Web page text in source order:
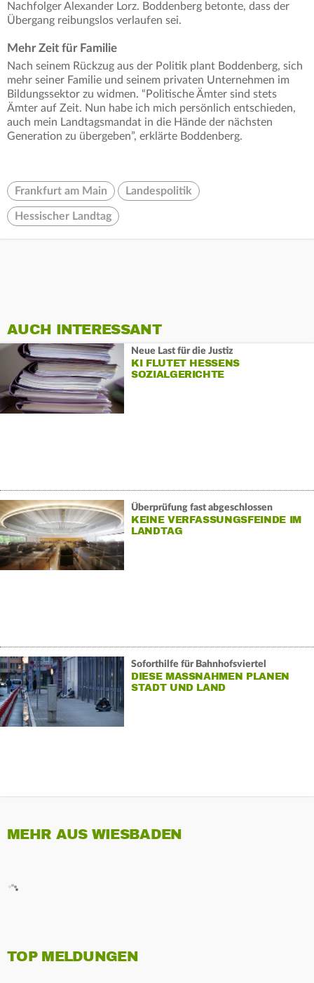
Nachfolger Alexander Lorz. Boddenberg betonte, dass der
Übergang reibungslos verlaufen sei.
Mehr Zeit für Familie
Nach seinem Rückzug aus der Politik plant Boddenberg, sich
mehr seiner Familie und seinem privaten Unternehmen im
Bildungssektor zu widmen. “Politische Ämter sind stets
Ämter auf Zeit. Nun habe ich mich persönlich entschieden,
auch mein Landtagsmandat in die Hände der nächsten
Generation zu übergeben”, erklärte Boddenberg.
Frankfurt am Main Landespolitik
Hessischer Landtag
AUCH INTERESSANT
Neue Last für die Justiz
KI FLUTET HESSENS
SOZIALGERICHTE
Überprüfung fast abgeschlossen
KEINE VERFASSUNGSFEINDE IM
LANDTAG
Soforthilfe für Bahnhofsviertel
DIESE MASSNAHMEN PLANEN S
TADT UND LAND
MEHR AUS WIESBADEN
TOP MELDUNGEN